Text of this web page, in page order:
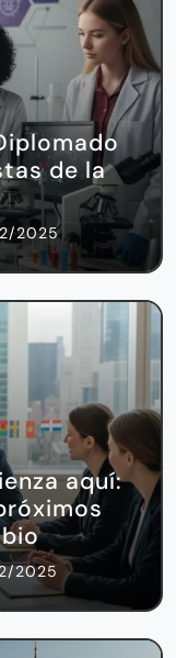
de la
2025
aquí:
2025